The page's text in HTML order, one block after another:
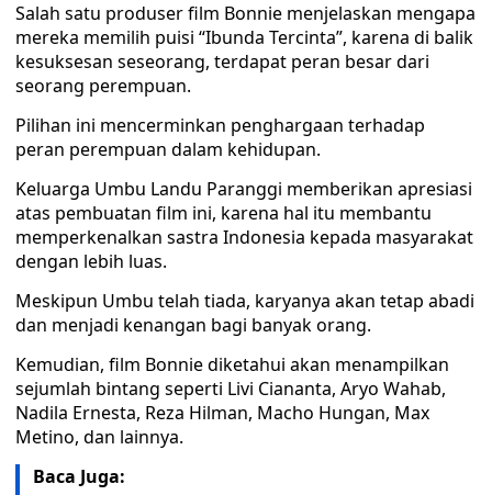
Salah satu produser film Bonnie menjelaskan mengapa
mereka memilih puisi “Ibunda Tercinta”, karena di balik
kesuksesan seseorang, terdapat peran besar dari
seorang perempuan.
Pilihan ini mencerminkan penghargaan terhadap
peran perempuan dalam kehidupan.
Keluarga Umbu Landu Paranggi memberikan apresiasi
atas pembuatan film ini, karena hal itu membantu
memperkenalkan sastra Indonesia kepada masyarakat
dengan lebih luas.
Meskipun Umbu telah tiada, karyanya akan tetap abadi
dan menjadi kenangan bagi banyak orang.
Kemudian, film Bonnie diketahui akan menampilkan
sejumlah bintang seperti Livi Ciananta, Aryo Wahab,
Nadila Ernesta, Reza Hilman, Macho Hungan, Max
Metino, dan lainnya.
Baca Juga: